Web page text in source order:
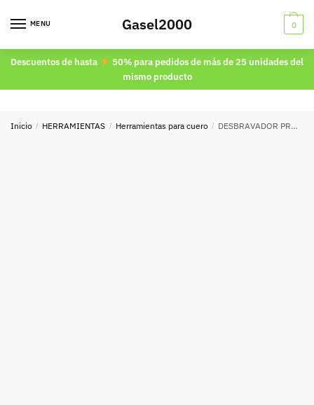
MENU Gasel2000 0
Descuentos de hasta
50% para pedidos de más de 25 unidades del
mismo producto
Inicio / HERRAMIENTAS / Herramientas para cuero / DESBRAVADOR PROFESIONAL